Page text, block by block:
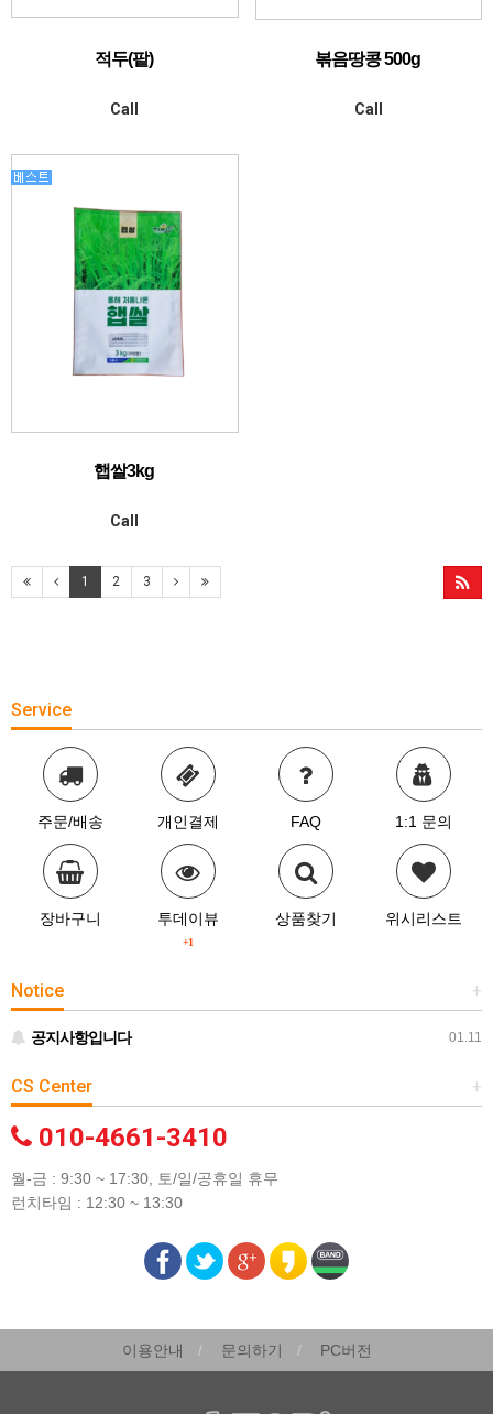
적두(팥)
Call
볶음땅콩 500g
Call
햅쌀3kg
Call
1 2 3
Service
주문/배송 개인결제 FAQ 1:1 문의
장바구니 투데이뷰
+1
상품찾기 위시리스트
+
Notice
01.11
공지사항입니다
+
CS Center
010-4661-3410
월-금 : 9:30 ~ 17:30, 토/일/공휴일 휴무
런치타임 : 12:30 ~ 13:30
이용안내 문의하기 PC버전